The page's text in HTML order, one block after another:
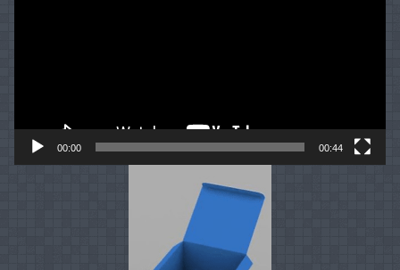
00:00 00:44